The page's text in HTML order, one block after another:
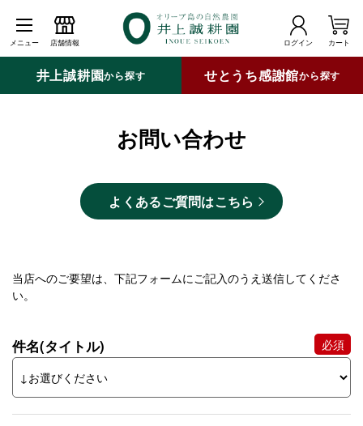
メニュー 店舗情報 ログイン カート
井上誠耕園から探す せとうち感謝館から探す
お問い合わせ
よくあるご質問はこちら
当店へのご要望は、下記フォームにご記入のうえ送信してくださ
い。
件名(タイトル)